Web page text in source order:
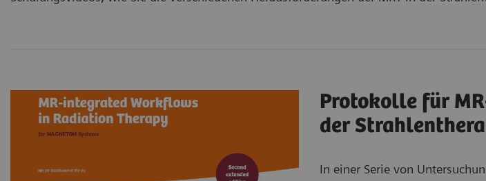
Protokolle für
der
In einer Serie von